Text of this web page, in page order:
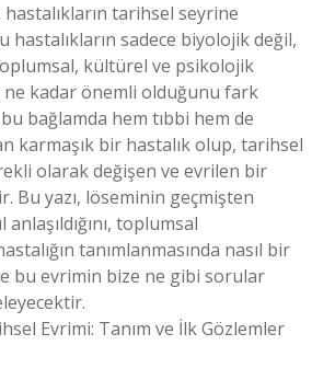
hastalıkların tarihsel seyrine
hastalıkların sadece biyolojik değil,
kültürel ve psikolojik
ne kadar önemli olduğunu fark
bağlamda hem tıbbi hem de
karmaşık bir hastalık olup, tarihsel
olarak değişen ve evrilen bir
Bu yazı, löseminin geçmişten
toplumsal
tanımlanmasında nasıl bir
bu evrimin bize ne gibi sorular
Evrimi: Tanım ve İlk Gözlemler